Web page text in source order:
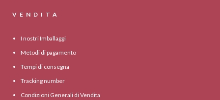
VENDITA
I nostri Imballaggi
Metodi di pagamento
Tempi di consegna
Tracking number
Condizioni Generali di Vendita